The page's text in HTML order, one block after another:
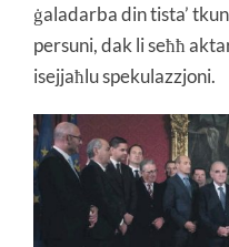
ġaladarba din tista’
persuni, dak li seħħ
isejjaħlu spekulazzjoni.